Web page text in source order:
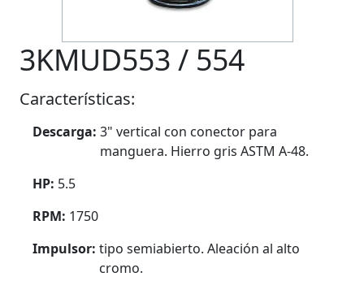
3KMUD553 / 554
Características:
Descarga: 3" vertical con conector para
manguera. Hierro gris ASTM A-48.
HP: 5.5
RPM: 1750
Impulsor: tipo semiabierto. Aleación al alto
cromo.